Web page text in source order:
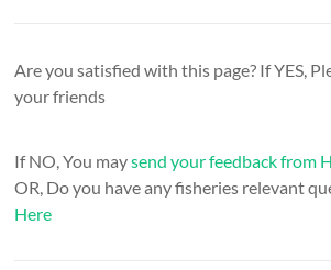
Are you satisfied with this page? If YES,
your friends
If NO, You maysend your feedback from
OR, Do you have any fisheries relevant
Here